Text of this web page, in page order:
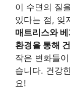
이 수면의 질
있다는 점, 잊
매트리스와
환경을 통해
작은 변화들
습니다. 건강
요!